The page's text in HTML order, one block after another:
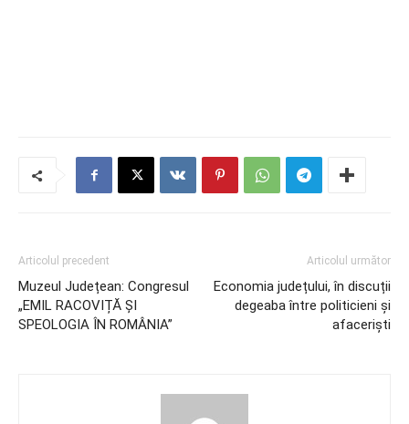
Articolul precedent
Muzeul Județean: Congresul
„EMIL RACOVIȚĂ ȘI
SPEOLOGIA ÎN ROMÂNIA”
Articolul următor
Economia județului, în discuții
degeaba între politicieni și
afaceriști